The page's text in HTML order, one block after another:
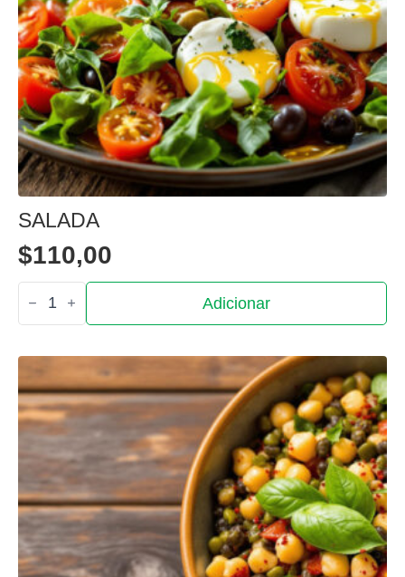
SALADA
$110,00
Quantidade
de
Salada
Adicionar